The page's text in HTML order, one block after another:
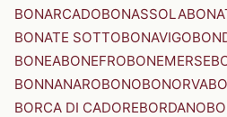
BONARCADOBONASSOLA
BONATE SOTTOBONAVIGO
BONEABONEFROBONEMERSE
BONNANAROBONOBONORVA
BORCA DI CADOREBORDANO